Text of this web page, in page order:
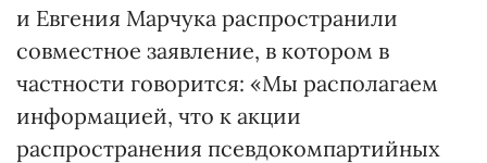
и Евгения Марчука распространили
совместное заявление, в котором в
частности говорится: «Мы располагаем
информацией, что к акции
распространения псевдокомпартийных